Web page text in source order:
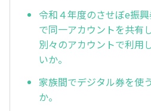
令和４年度のさせぼe振
で同一アカウントを共有
別々のアカウントで利用
いか。
家族間でデジタル券を使
か。